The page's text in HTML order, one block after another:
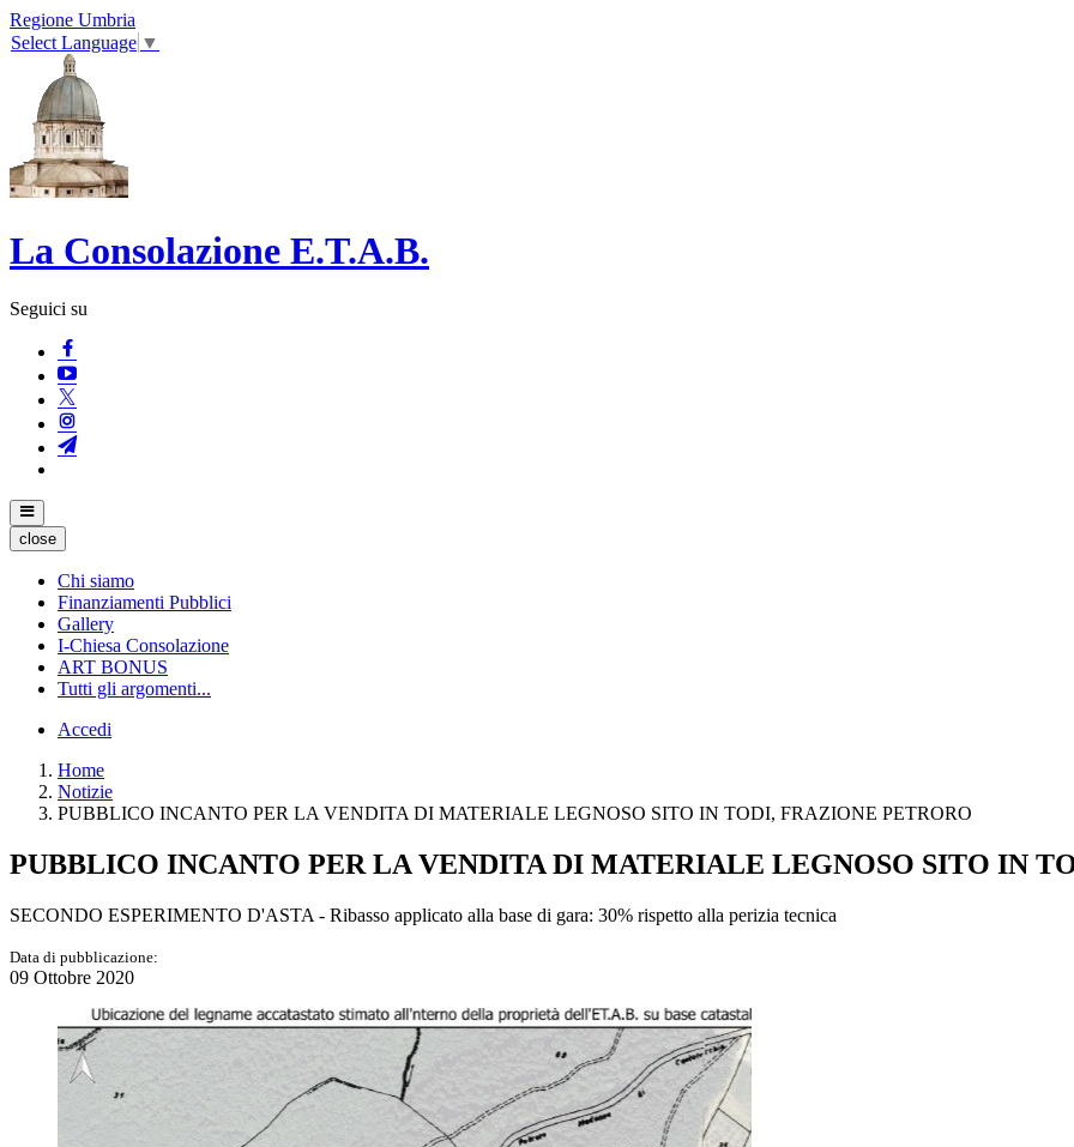
Regione Umbria
Select Language ▼
La Consolazione E.T.A.B.
Seguici su
close
Chi siamo
Finanziamenti Pubblici
Gallery
I-Chiesa Consolazione
ART BONUS
Tutti gli argomenti...
Accedi
Home
Notizie
PUBBLICO INCANTO PER LA VENDITA DI MATERIALE LEGNOSO SITO IN TODI, FRAZIONE PETRORO
PUBBLICO INCANTO PER LA VENDITA DI MATERIALE LEGNOSO SITO IN
SECONDO ESPERIMENTO D'ASTA - Ribasso applicato alla base di gara: 30% rispetto alla perizia tecnica
Data di pubblicazione:
09 Ottobre 2020